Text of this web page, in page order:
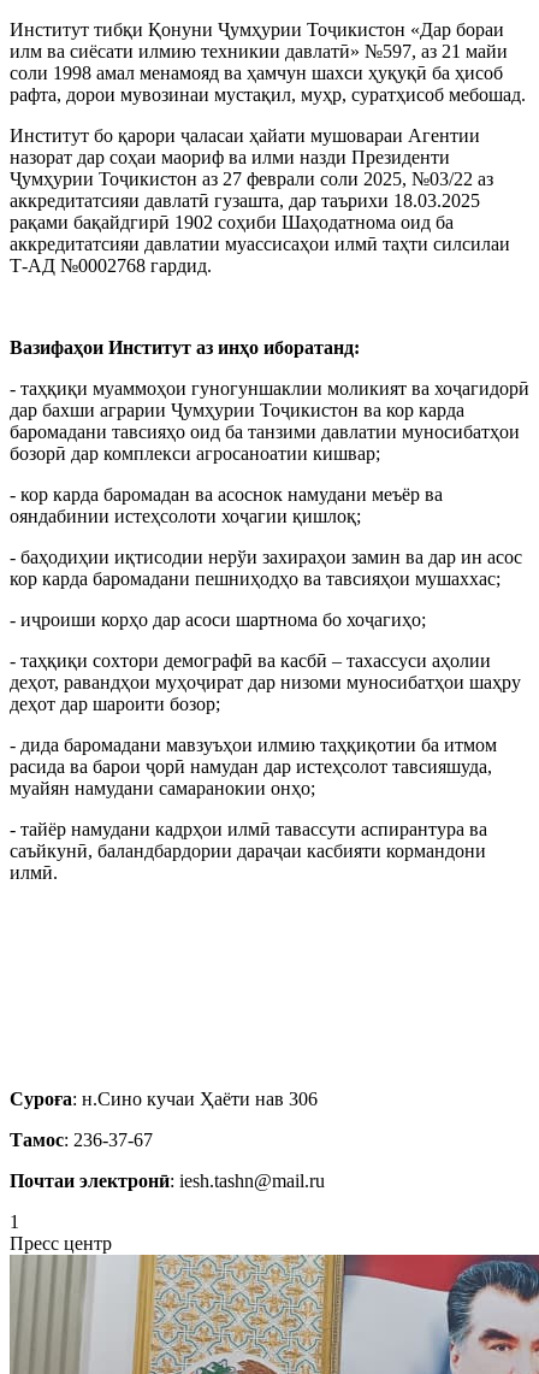
Институт тибқи Қонуни Ҷумҳурии Тоҷикистон «Дар бораи
илм ва сиёсати илмию техникии давлатӣ» №597, аз 21 майи
соли 1998 амал менамояд ва ҳамчун шахси ҳуқуқӣ ба ҳисоб
рафта, дорои мувозинаи мустақил, муҳр, суратҳисоб мебошад.
Институт бо қарори ҷаласаи ҳайати мушовараи Агентии
назорат дар соҳаи маориф ва илми назди Президенти
Ҷумҳурии Тоҷикистон аз 27 феврали соли 2025, №03/22 аз
аккредитатсияи давлатӣ гузашта, дар таърихи 18.03.2025
рақами бақайдгирӣ 1902 соҳиби Шаҳодатнома оид ба
аккредитатсияи давлатии муассисаҳои илмӣ таҳти силсилаи
Т-АД №0002768 гардид.
Вазифаҳои Институт аз инҳо иборатанд:
- таҳқиқи муаммоҳои гуногуншаклии моликият ва хоҷагидорӣ
дар бахши аграрии Ҷумҳурии Тоҷикистон ва кор карда
баромадани тавсияҳо оид ба танзими давлатии муносибатҳои
бозорӣ дар комплекси агросаноатии кишвар;
- кор карда баромадан ва асоснок намудани меъёр ва
ояндабинии истеҳсолоти хоҷагии қишлоқ;
- баҳодиҳии иқтисодии нерўи захираҳои замин ва дар ин асос
кор карда баромадани пешниҳодҳо ва тавсияҳои мушаххас;
- иҷроиши корҳо дар асоси шартнома бо хоҷагиҳо;
- таҳқиқи сохтори демографӣ ва касбӣ – тахассуси аҳолии
деҳот, равандҳои муҳоҷират дар низоми муносибатҳои шаҳру
деҳот дар шароити бозор;
- дида баромадани мавзуъҳои илмию таҳқиқотии ба итмом
расида ва барои ҷорӣ намудан дар истеҳсолот тавсияшуда,
муайян намудани самаранокии онҳо;
- тайёр намудани кадрҳои илмӣ тавассути аспирантура ва
саъйкунӣ, баландбардории дараҷаи касбияти кормандони
илмӣ.
Суроға: н.Сино кучаи Ҳаёти нав 306
Тамос: 236-37-67
Почтаи электронӣ: iesh.tashn@mail.ru
1
Пресс центр